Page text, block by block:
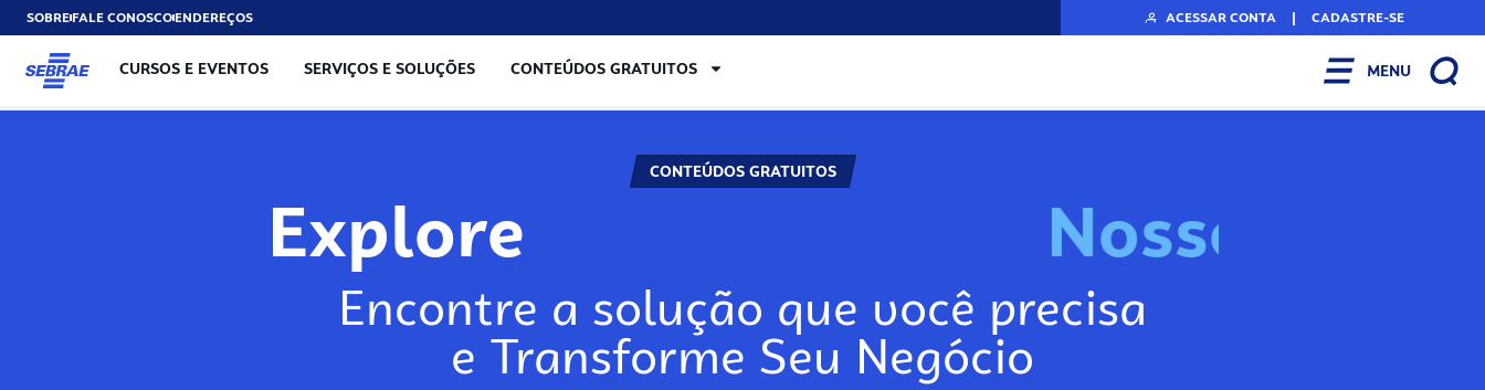
SOBREFALE CONOSCOENDEREÇOS ACESSAR CONTA | CADASTRE-SE
CURSOS E EVENTOS SERVIÇOS E SOLUÇÕES CONTEÚDOS GRATUITOS MENU
CONTEÚDOS GRATUITOS
Explore Nos
Encontre a solução que você precisa
e Transforme Seu Negócio